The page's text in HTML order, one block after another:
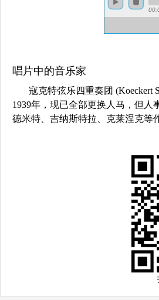
唱片中的音乐家
寇克特弦乐四重奏团 (Koeckert
1939年，现已全部更换人马，但
德米特、吉纳斯特拉、克莱涅克等